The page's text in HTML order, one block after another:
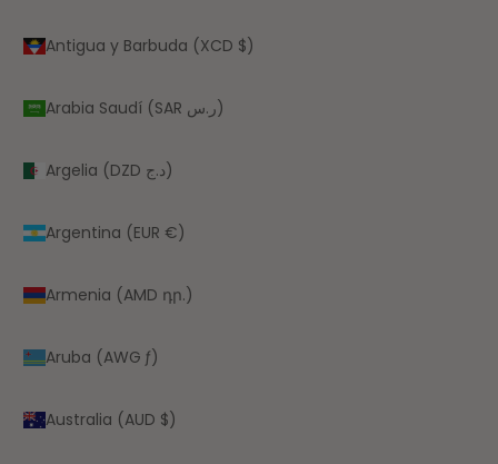
Antigua y Barbuda (XCD $)
Arabia Saudí (SAR ر.س)
Argelia (DZD د.ج)
Argentina (EUR €)
Armenia (AMD դր.)
Aruba (AWG ƒ)
Australia (AUD $)